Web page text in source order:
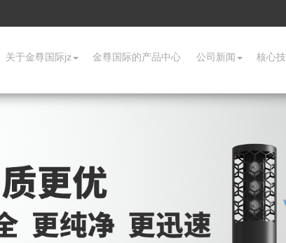
关于金尊国际jz 金尊国际的产品中心 公司新闻 核心